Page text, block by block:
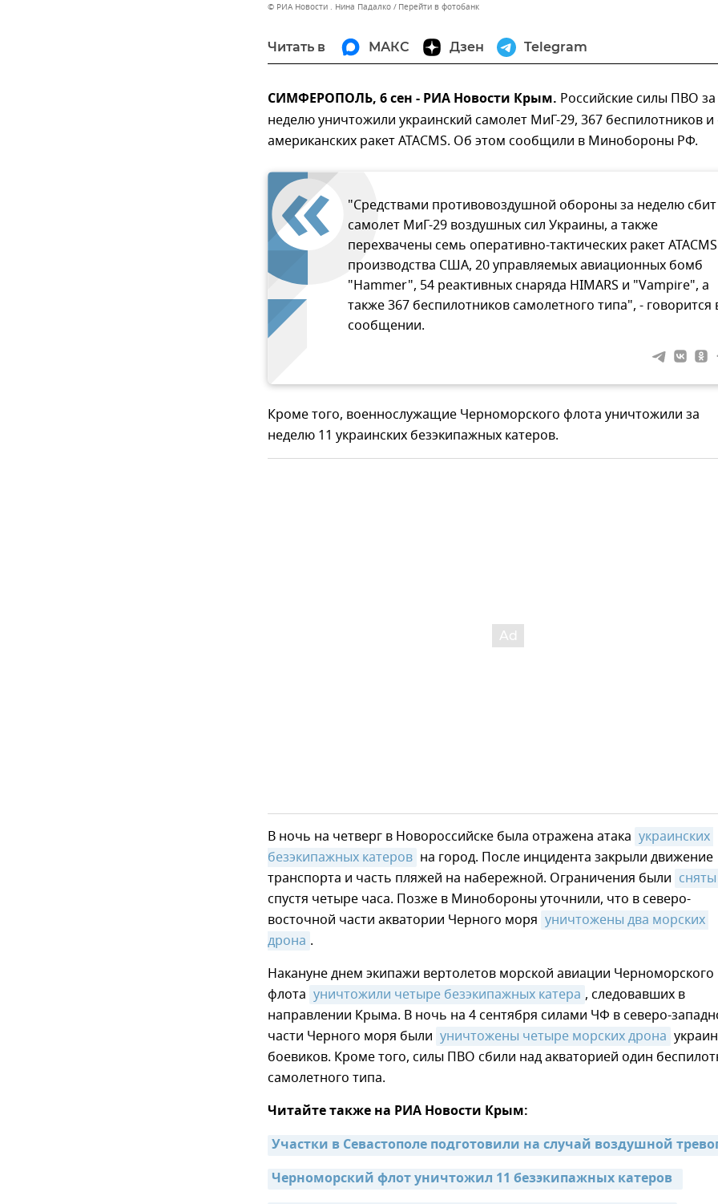
© РИА Новости . Нина Падалко Перейти в фотобанк
Читать в МАКС Дзен Telegram
СИМФЕРОПОЛЬ, 6 сен - РИА Новости Крым. Российские силы ПВО за
неделю уничтожили украинский самолет МиГ-29, 367 беспилотников
американских ракет ATACMS. Об этом сообщили в Минобороны РФ.
"Средствами противовоздушной обороны за неделю сбит
самолет МиГ-29 воздушных сил Украины, а также
перехвачены семь оперативно-тактических ракет ATACMS
производства США, 20 управляемых авиационных бомб
"Hammer", 54 реактивных снаряда HIMARS и "Vampire", а
также 367 беспилотников самолетного типа", - говорится
сообщении.
Кроме того, военнослужащие Черноморского флота уничтожили за
неделю 11 украинских безэкипажных катеров.
В ночь на четверг в Новороссийске была отражена атака украинских
безэкипажных катеров на город. После инцидента закрыли движение
транспорта и часть пляжей на набережной. Ограничения были
спустя четыре часа. Позже в Минобороны уточнили, что в северо-
восточной части акватории Черного моря уничтожены два морских
дрона .
Накануне днем экипажи вертолетов морской авиации Черноморского
флота уничтожили четыре безэкипажных катера , следовавших в
направлении Крыма. В ночь на 4 сентября силами ЧФ в северо-
части Черного моря были уничтожены четыре морских дрона
боевиков. Кроме того, силы ПВО сбили над акваторией один
самолетного типа.
Читайте также на РИА Новости Крым:
Участки в Севастополе подготовили на случай воздушной
Черноморский флот уничтожил 11 безэкипажных катеров